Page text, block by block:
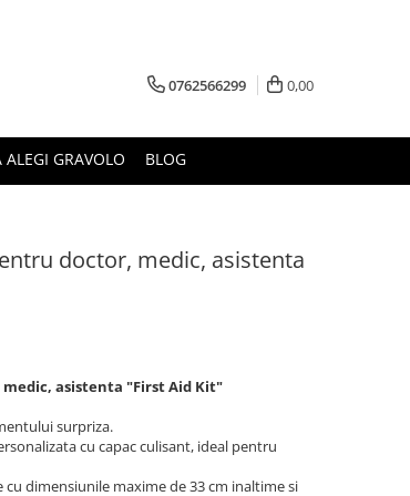
0762566299 0,00
ALEGI GRAVOLO BLOG
doctor, medic, asistenta
asistenta "First Aid Kit"
surpriza.
cu capac culisant, ideal pentru
dimensiunile maxime de 33 cm inaltime si